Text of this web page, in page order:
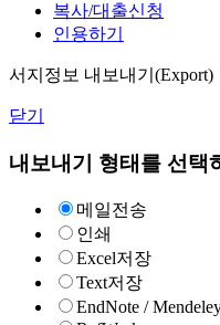
복사/대출신청
인용하기
서지정보 내보내기(Export)
닫기
내보내기 형태를 선택
메일전송
인쇄
Excel저장
Text저장
EndNote /